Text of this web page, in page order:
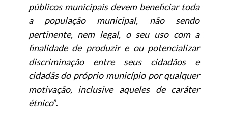
públicos municipais devem beneficiar toda
a população municipal, não sendo
pertinente, nem legal, o seu uso com a
finalidade de produzir e ou potencializar
discriminação entre seus cidadãos e
cidadãs do próprio município por qualquer
motivação, inclusive aqueles de caráter
étnico”.